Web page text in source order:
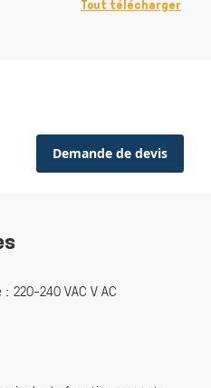
Tout télécharger
Demande de devis
220-240 VAC V AC